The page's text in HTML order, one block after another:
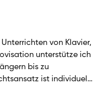
von Klavier,
unterstütze ich
bis zu
ist individuell